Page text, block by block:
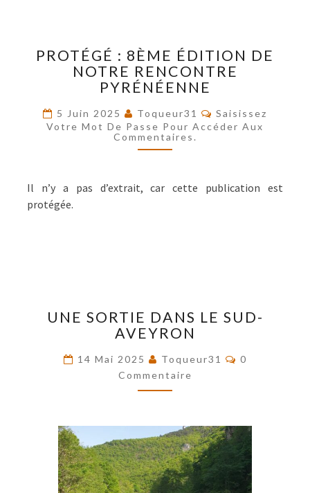
8ÈME
ÉDITION
DE
RENCONTRE
PYRÉNÉENNE
PROTÉGÉ : 8ÈME ÉDITION DE
NOTRE RENCONTRE
PYRÉNÉENNE
5 Juin 2025 Toqueur31 Commentaires
Saisissez
Votre Mot De Passe Pour Accéder Aux
Commentaires.
Il n’y a pas d’extrait, car cette publication est
protégée.
SORTIE
DANS
SUD-
AVEYRON
UNE SORTIE DANS LE SUD-
AVEYRON
14 Mai 2025 Toqueur31
0
Commentaire